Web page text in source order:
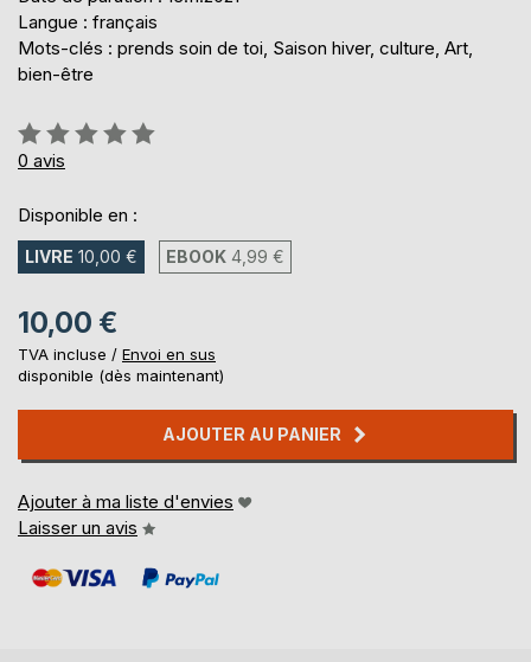
Langue : français
Mots-clés : prends soin de toi, Saison hiver, culture, Art,
bien-être
Évaluation:
0%
0 avis
Disponible en :
LIVRE 10,00 € EBOOK 4,99 €
10,00 €
TVA incluse / Envoi en sus
disponible (dès maintenant)
AJOUTER AU PANIER
Ajouter à ma liste d'envies
Laisser un avis